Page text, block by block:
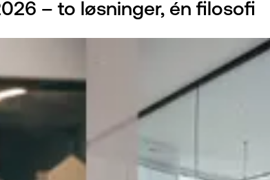
– to løsninger, én filosofi